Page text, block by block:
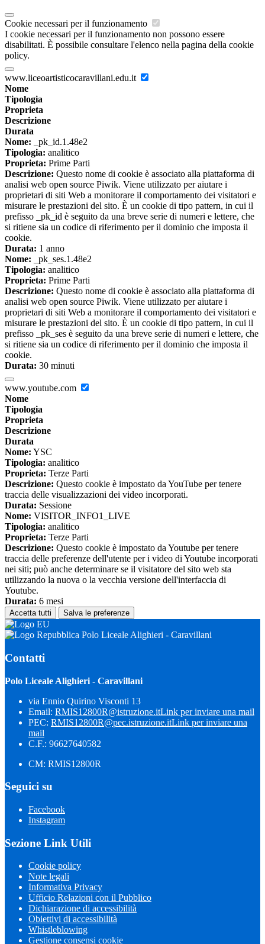
Cookie necessari per il funzionamento
I cookie necessari per il funzionamento non possono essere
disabilitati. È possibile consultare l'elenco nella pagina della cookie
policy.
www.liceoartisticocaravillani.edu.it
Nome
Tipologia
Proprieta
Descrizione
Durata
Nome: _pk_id.1.48e2
Tipologia: analitico
Proprieta: Prime Parti
Descrizione: Questo nome di cookie è associato alla piattaforma di
analisi web open source Piwik. Viene utilizzato per aiutare i
proprietari di siti Web a monitorare il comportamento dei visitatori e
misurare le prestazioni del sito. È un cookie di tipo pattern, in cui il
prefisso _pk_id è seguito da una breve serie di numeri e lettere, che
si ritiene sia un codice di riferimento per il dominio che imposta il
cookie.
Durata: 1 anno
Nome: _pk_ses.1.48e2
Tipologia: analitico
Proprieta: Prime Parti
Descrizione: Questo nome di cookie è associato alla piattaforma di
analisi web open source Piwik. Viene utilizzato per aiutare i
proprietari di siti Web a monitorare il comportamento dei visitatori e
misurare le prestazioni del sito. È un cookie di tipo pattern, in cui il
prefisso _pk_ses è seguito da una breve serie di numeri e lettere, che
si ritiene sia un codice di riferimento per il dominio che imposta il
cookie.
Durata: 30 minuti
www.youtube.com
Nome
Tipologia
Proprieta
Descrizione
Durata
Nome: YSC
Tipologia: analitico
Proprieta: Terze Parti
Descrizione: Questo cookie è impostato da YouTube per tenere
traccia delle visualizzazioni dei video incorporati.
Durata: Sessione
Nome: VISITOR_INFO1_LIVE
Tipologia: analitico
Proprieta: Terze Parti
Descrizione: Questo cookie è impostato da Youtube per tenere
traccia delle preferenze dell'utente per i video di Youtube incorporati
nei siti; può anche determinare se il visitatore del sito web sta
utilizzando la nuova o la vecchia versione dell'interfaccia di
Youtube.
Durata: 6 mesi
Accetta tutti Salva le preferenze
Polo Liceale Alighieri - Caravillani
Contatti
Polo Liceale Alighieri - Caravillani
via Ennio Quirino Visconti 13
Email: RMIS12800R@istruzione.itLink per inviare una mail
PEC: RMIS12800R@pec.istruzione.itLink per inviare una
mail
C.F.: 96627640582
CM: RMIS12800R
Seguici su
Facebook
Instagram
Sezione Link Utili
Cookie policy
Note legali
Informativa Privacy
Ufficio Relazioni con il Pubblico
Dichiarazione di accessibilità
Obiettivi di accessibilità
Whistleblowing
Gestione consensi cookie